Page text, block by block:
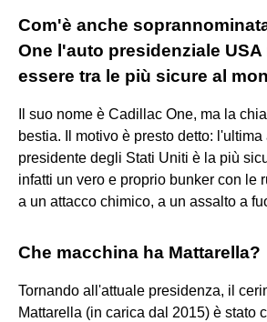
Com'è anche
One l'auto presidenziale USA
essere tra le più sicure al
Il suo nome è Cadillac One, ma la
bestia. Il motivo è presto detto: l'ultima
presidente degli Stati Uniti è la più
infatti un vero e proprio bunker con le
a un attacco chimico, a un assalto a
Che macchina ha Mattarella?
Tornando all'attuale presidenza, il
Mattarella (in carica dal 2015) è stato